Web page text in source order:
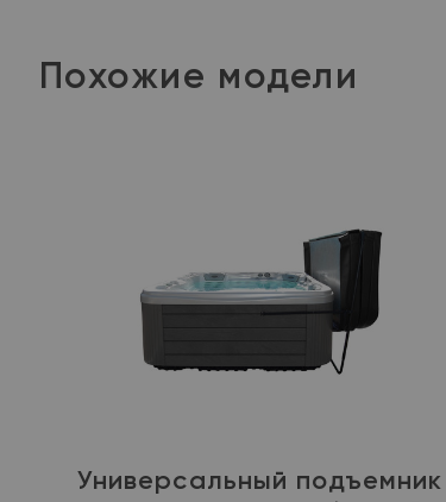
Похожие модели
Универсальный подъемник